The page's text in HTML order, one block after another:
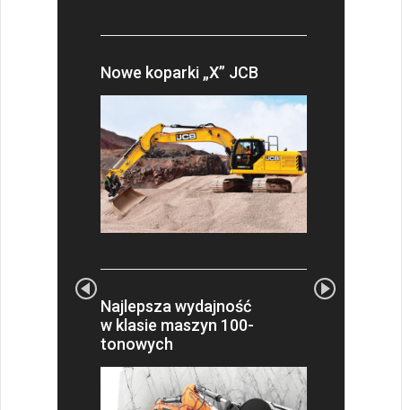
Nowe koparki „X” JCB
Najlepsza wydajność
w klasie maszyn 100-
tonowych